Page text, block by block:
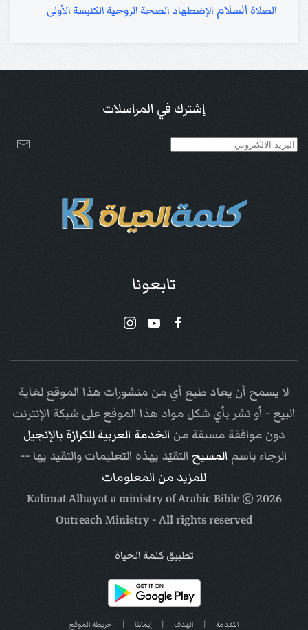
الصلاة السلام الإضطهاد الصحة الروحية الكنيسة الأولى
إشترك في المراسلات
تابعونا
لا يسمح أن يعاد طبع أي من منشورات هذا الموقع لغاية
البيع - أو نشر بأي شكل مواد هذا الموقع على شبكة الإنترنت
دون موافقة مسبقة من الخدمة العربية للكرازة بالإنجيل
الرجاء باسم المسيح التقيّد بهذه التعليمات والتقيد بها --
للمزيد من المعلومات
2026
© Kalimat Alhayat a ministry of
Arabic Bible
Outreach Ministry- All rights reserved
تطبيق كلمة الحياة
التقدمة | الهدف | إيماننا | خريطة الموقع